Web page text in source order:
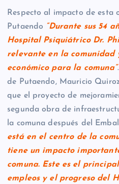
Respecto al impacto de esta
Putaendo “Durante sus 54
Hospital Psiquiátrico Dr.
relevante en la comunidad
económico para la comuna”
de Putaendo, Mauricio
que el proyecto de
segunda obra de
la comuna después del
está en el centro de la
tiene un impacto
comuna. Este es el
empleos y el progreso del